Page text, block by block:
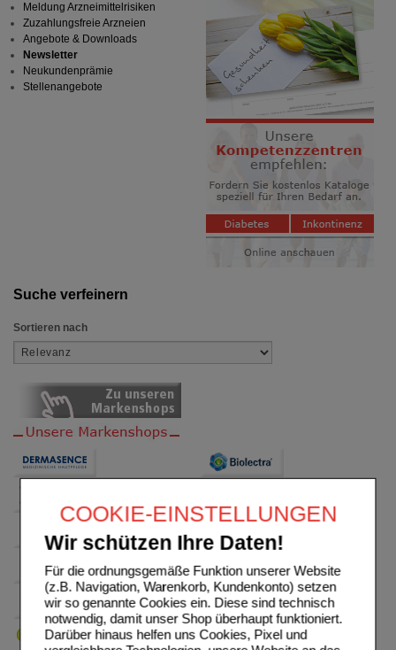
COOKIE-EINSTELLUNGEN
Wir schützen Ihre Daten!
Für die ordnungsgemäße Funktion unserer Website
(z.B. Navigation, Warenkorb, Kundenkonto) setzen
wir so genannte Cookies ein. Diese sind technisch
notwendig, damit unser Shop überhaupt funktioniert.
Darüber hinaus helfen uns Cookies, Pixel und
Suche verfeinern
Sortieren nach
Meldung Arzneimittelrisiken
Zuzahlungsfreie Arzneien
Angebote & Downloads
Newsletter
Neukundenprämie
Stellenangebote